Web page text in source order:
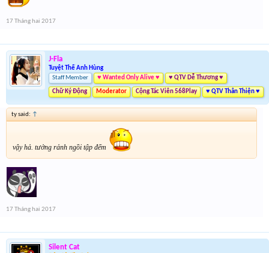
17 Tháng hai 2017
J-Fla
Tuyệt Thế Anh Hùng
Staff Member
♥ Wanted Only Alive ♥ ♥ QTV Dễ Thương ♥
Chữ Ký Động Moderator Cộng Tác Viên 568Play ♥ QTV Thân Thiện ♥
ty said: ↑
vậy hả. tưởng rảnh ngồi tập đếm
17 Tháng hai 2017
Silent Cat